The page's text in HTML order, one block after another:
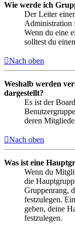
Wie werde ich
Der Leiter
Administration
Wenn du eine
solltest du
Nach oben
Weshalb werden
dargestellt?
Es ist der
deren
Nach oben
Was ist eine
Wenn du
die
Gruppenrang,
festzulegen.
geben, deine
festzulegen.